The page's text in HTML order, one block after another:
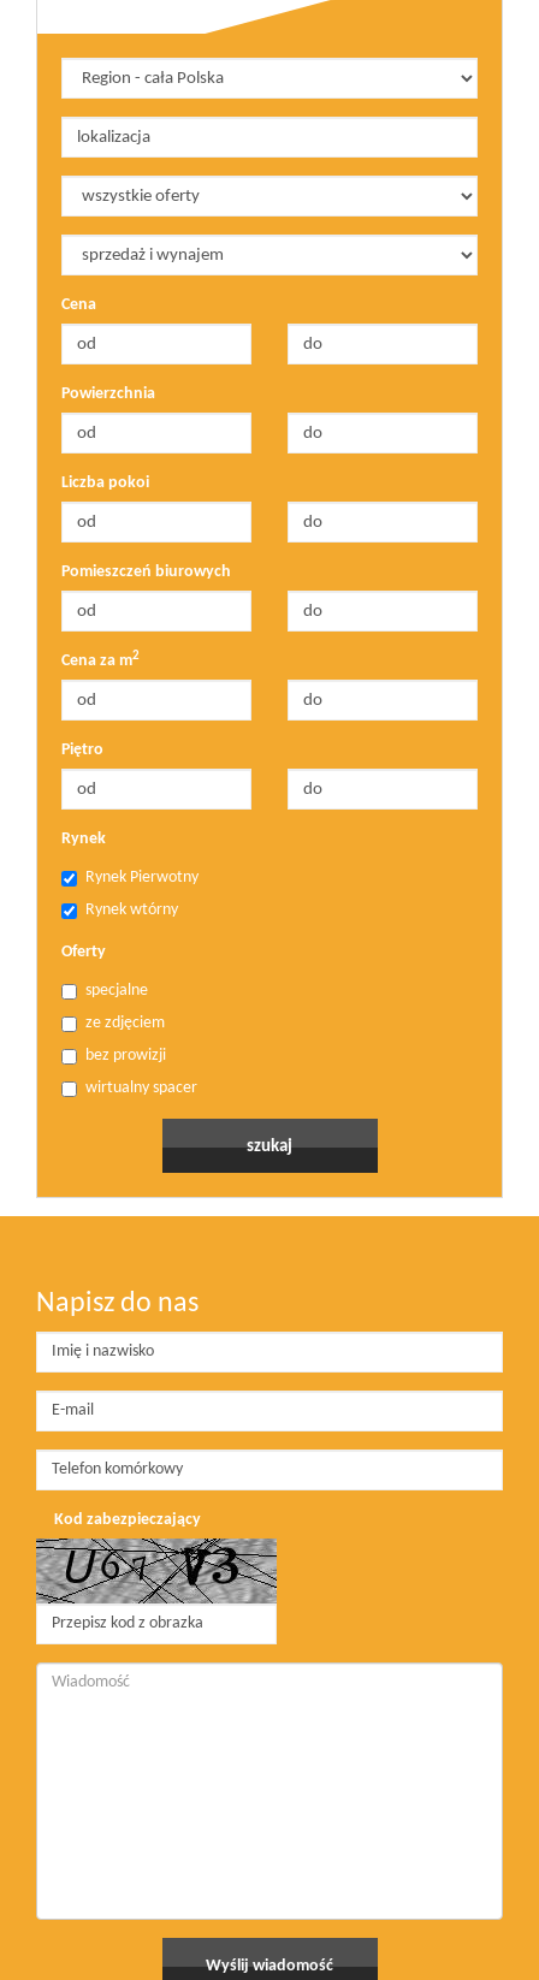
Cena
Powierzchnia
Liczba pokoi
Pomieszczeń biurowych
Cena za m2
Piętro
Rynek
Rynek Pierwotny
Rynek wtórny
Oferty
specjalne
ze zdjęciem
bez prowizji
wirtualny spacer
Napisz do nas
Kod zabezpieczający